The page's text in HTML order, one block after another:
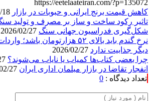
https://eetelaateiran.com/?p=135072
کاهش قیمت برنج ایرانی و حبوبات در بازار
تاثیر رکود ساخت و ساز بر مصرف و تولید
شکل‌گیری فدراسیون جهانی سنگ
نرخ گندم باید بالای ۵۲ هزارتومان
دیگر جذابیت ندارد
چرا بعضی کتاب‌ها کمیاب یا نایاب می‌شوند؟
انفجار تقاضا در بازار مبلمان اداری ایران
تعداد دیدگاه : 0